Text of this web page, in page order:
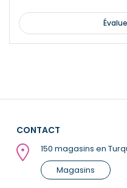
CONTACT
150 magasins en
Magasins